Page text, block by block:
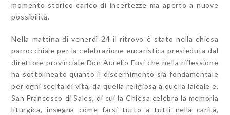
momento storico carico di incertezze ma aperto a nuove
possibilità.
Nella mattina di venerdì 24 il ritrovo è stato nella chiesa
parrocchiale per la celebrazione eucaristica presieduta dal
direttore provinciale Don Aurelio Fusi che nella riflessione
ha sottolineato quanto il discernimento sia fondamentale
per ogni scelta di vita, da quella religiosa a quella laicale e,
San Francesco di Sales, di cui la Chiesa celebra la memoria
liturgica, insegna come farsi tutto a tutti nella carità,